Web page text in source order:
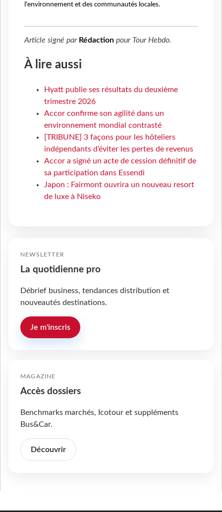
l'environnement et des communautés locales.
Article signé par Rédaction pour Tour Hebdo.
À lire aussi
Hyatt publie ses résultats du deuxième
trimestre 2026
Accor confirme son agilité dans un
environnement mondial contrasté
[TRIBUNE] 3 façons pour les hôteliers
indépendants d’éviter les pertes de revenus
Accor a signé un acte de cession définitif de
sa participation dans Essendi
Japon : Fairmont ouvrira un nouveau resort
de luxe à Niseko
NEWSLETTER
La quotidienne pro
Débrief business, tendances distribution et
nouveautés destinations.
Je m'inscris
MAGAZINE
Accès dossiers
Benchmarks marchés, Icotour et suppléments
Bus&Car.
Découvrir